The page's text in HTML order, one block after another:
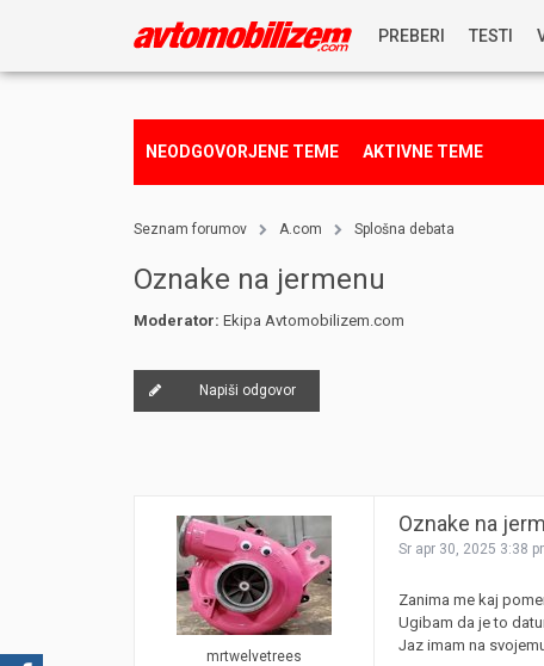
PREBERI
NAGRADNA IGRA
TESTI
NEODGOVORJENE TEME AKTIVNE TEME
Seznam forumov A.com Splošna debata
Oznake na jermenu
Moderator: Ekipa Avtomobilizem.com
Napiši odgovor
mrtwelvetrees
Oznake na
Sr apr 30, 2025 3:38
Zanima me kaj
Ugibam da je to
Jaz imam na